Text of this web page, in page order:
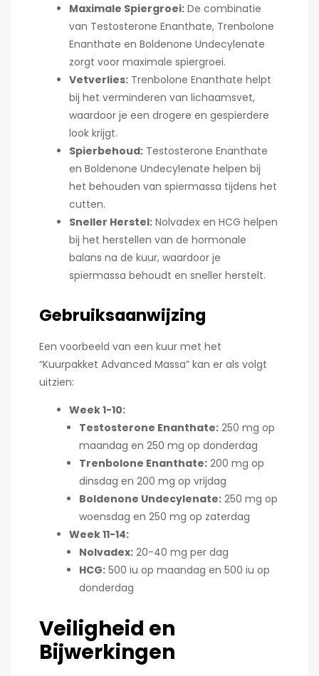
Maximale Spiergroei: De combinatie
van Testosterone Enanthate, Trenbolone
Enanthate en Boldenone Undecylenate
zorgt voor maximale spiergroei.
Vetverlies: Trenbolone Enanthate helpt
bij het verminderen van lichaamsvet,
waardoor je een drogere en gespierdere
look krijgt.
Spierbehoud: Testosterone Enanthate
en Boldenone Undecylenate helpen bij
het behouden van spiermassa tijdens het
cutten.
Sneller Herstel: Nolvadex en HCG helpen
bij het herstellen van de hormonale
balans na de kuur, waardoor je
spiermassa behoudt en sneller herstelt.
Gebruiksaanwijzing
Een voorbeeld van een kuur met het
“Kuurpakket Advanced Massa” kan er als volgt
uitzien:
Week 1-10:
Testosterone Enanthate: 250 mg op
maandag en 250 mg op donderdag
Trenbolone Enanthate: 200 mg op
dinsdag en 200 mg op vrijdag
Boldenone Undecylenate: 250 mg op
woensdag en 250 mg op zaterdag
Week 11-14:
Nolvadex: 20-40 mg per dag
HCG: 500 iu op maandag en 500 iu op
donderdag
Veiligheid en
Bijwerkingen